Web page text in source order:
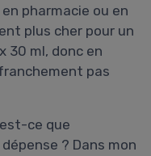
pharmacie ou en
plus cher pour un
30 ml, donc en
pas
ce que
? Dans mon